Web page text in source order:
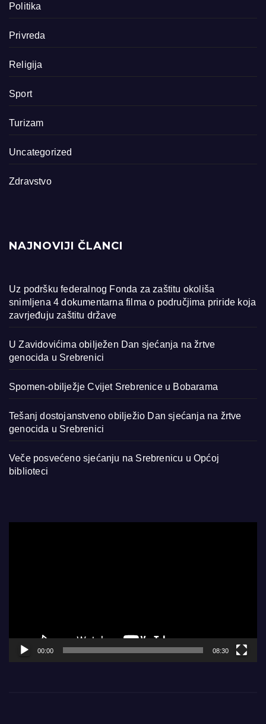
Politika
Privreda
Religija
Sport
Turizam
Uncategorized
Zdravstvo
NAJNOVIJI ČLANCI
Uz podršku federalnog Fonda za zaštitu okoliša
snimljena 4 dokumentarna filma o područjima priride koja
zavrjeđuju zaštitu države
U Zavidovićima obilježen Dan sjećanja na žrtve
genocida u Srebrenici
Spomen-obilježje Cvijet Srebrenice u Bobarama
Tešanj dostojanstveno obilježio Dan sjećanja na žrtve
genocida u Srebrenici
Veče posvećeno sjećanju na Srebrenicu u Općoj
biblioteci
00:00 08:30